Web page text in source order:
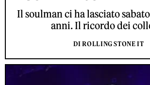
Il soulman ci ha lasciato
anni. Il ricordo dei
DI ROLLING STONE IT